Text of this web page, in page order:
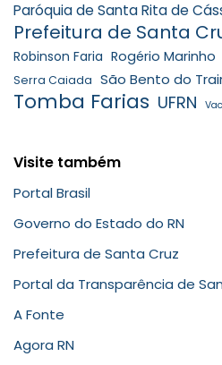
Paróquia de Santa Rita de
Prefeitura de Santa
Robinson Faria Rogério Marinho
Serra Caiada São Bento do
Tomba Farias UFRN
Visite também
Portal Brasil
Governo do Estado do RN
Prefeitura de Santa Cruz
Portal da Transparência de
A Fonte
Agora RN